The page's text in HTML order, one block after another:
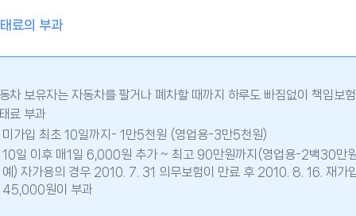
료의 부과
차 보유자는 자동차를 팔거나 폐차할 때까지 하루도 빠짐없이 책임보
료 부과
미가입 최초 10일까지- 1만5천원 (영업용-3만5천원)
10일 이후 매1일 6,000원 추가 ~ 최고 90만원까지(영업용-2백30만
예) 자가용의 경우 2010. 7. 31 의무보험이 만료 후 2010. 8. 16. 재가
45,000원이 부과